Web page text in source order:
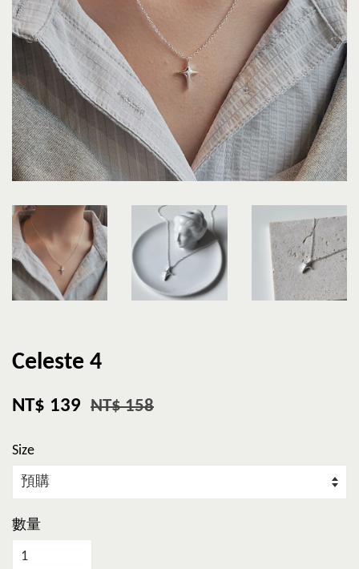
Celeste 4
NT$ 139 NT$ 158
Size
數量